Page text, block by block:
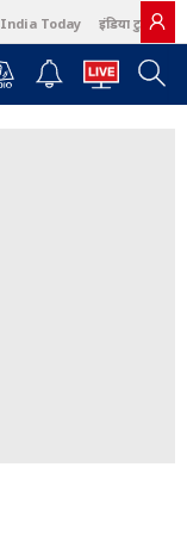
India Today इंडिया टुडे हिंदी